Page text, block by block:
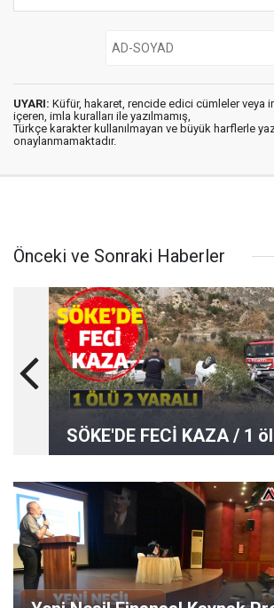
UYARI: Küfür, hakaret, rencide edici cümleler veya
içeren, imla kuralları ile yazılmamış,
Türkçe karakter kullanılmayan ve büyük harflerle
onaylanmamaktadır.
Önceki ve Sonraki Haberler
SÖKE'DE FECİ KAZA / 1